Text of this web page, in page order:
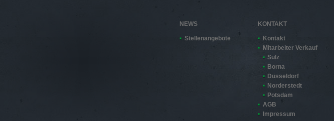
NEWS
Stellenangebote
KONTAKT
Kontakt
Mitarbeiter Verkauf
Sulz
Borna
Düsseldorf
Norderstedt
Potsdam
AGB
Impressum